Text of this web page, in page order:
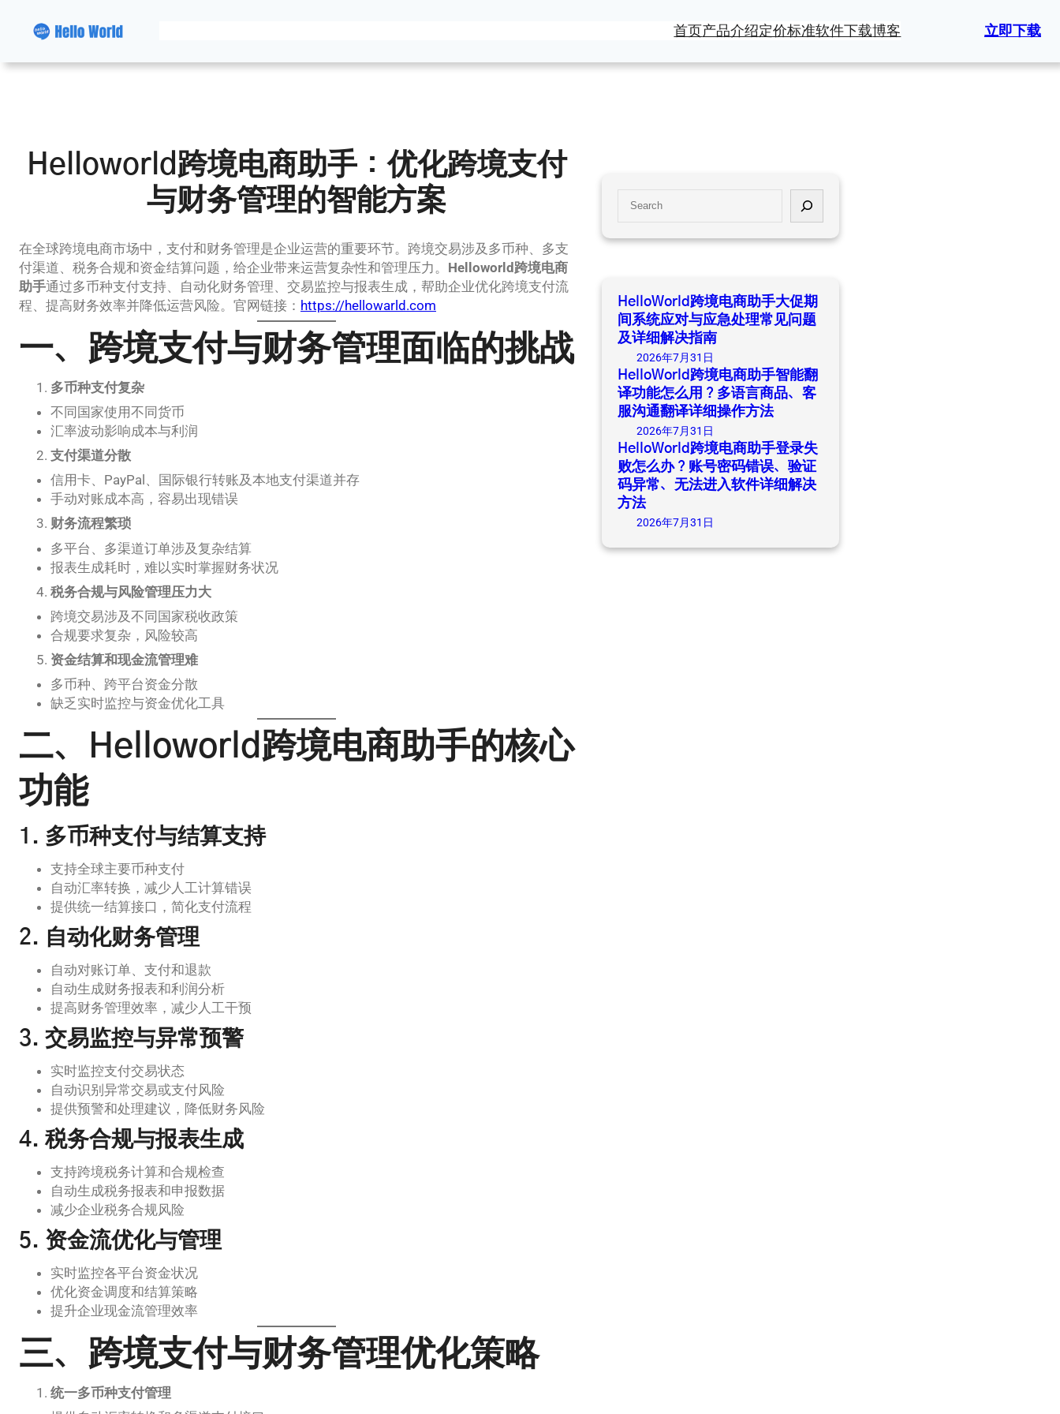
容
首页产品介绍定价标准软件下载博客 立即下载
Helloworld跨境电商助手：优化跨境支付
与财务管理的智能方案
在全球跨境电商市场中，支付和财务管理是企业运营的重要环节。跨境交易涉及多币种、多支
付渠道、税务合规和资金结算问题，给企业带来运营复杂性和管理压力。 Helloworld跨境电商
助手通过多币种支付支持、自动化财务管理、交易监控与报表生成，帮助企业优化跨境支付流
程、提高财务效率并降低运营风险。官网链接： https://hellowarld.com
一、跨境支付与财务管理面临的挑战
多币种支付复杂
不同国家使用不同货币
汇率波动影响成本与利润
支付渠道分散
信用卡、PayPal、国际银行转账及本地支付渠道并存
手动对账成本高，容易出现错误
财务流程繁琐
多平台、多渠道订单涉及复杂结算
报表生成耗时，难以实时掌握财务状况
税务合规与风险管理压力大
跨境交易涉及不同国家税收政策
合规要求复杂，风险较高
资金结算和现金流管理难
多币种、跨平台资金分散
缺乏实时监控与资金优化工具
二、Helloworld跨境电商助手的核心
功能
1. 多币种支付与结算支持
支持全球主要币种支付
自动汇率转换，减少人工计算错误
提供统一结算接口，简化支付流程
2. 自动化财务管理
自动对账订单、支付和退款
自动生成财务报表和利润分析
提高财务管理效率，减少人工干预
3. 交易监控与异常预警
实时监控支付交易状态
自动识别异常交易或支付风险
提供预警和处理建议，降低财务风险
4. 税务合规与报表生成
支持跨境税务计算和合规检查
自动生成税务报表和申报数据
减少企业税务合规风险
5. 资金流优化与管理
实时监控各平台资金状况
优化资金调度和结算策略
提升企业现金流管理效率
三、跨境支付与财务管理优化策略
统一多币种支付管理
a
h
HelloWorld跨境电商助手大促期
间系统应对与应急处理常见问题
及详细解决指南
2026年7月31日
HelloWorld跨境电商助手智能翻
译功能怎么用？多语言商品、客
服沟通翻译详细操作方法
2026年7月31日
HelloWorld跨境电商助手登录失
败怎么办？账号密码错误、验证
码异常、无法进入软件详细解决
方法
2026年7月31日